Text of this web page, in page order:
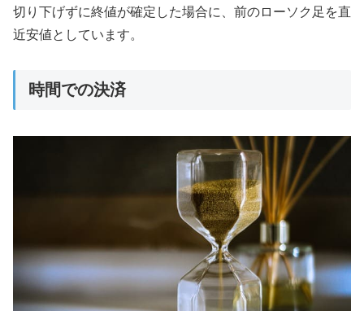
切り下げずに終値が確定した場合に、前のローソク足を直
近安値としています。
時間での決済